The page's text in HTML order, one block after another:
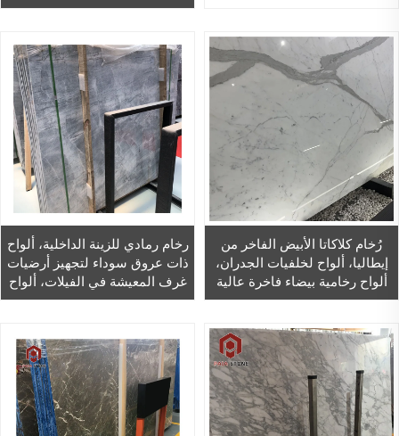
رُخام كلاكاتا الأبيض الفاخر من
إيطاليا، ألواح لخلفيات الجدران،
ألواح رخامية بيضاء فاخرة عالية
الجودة ذات عروق رمادية لديكور
رخام رمادي للزينة الداخلية، ألواح
ذات عروق سوداء لتجهيز أرضيات
غرف المعيشة في الفيلات، ألواح
رخامية رمادية